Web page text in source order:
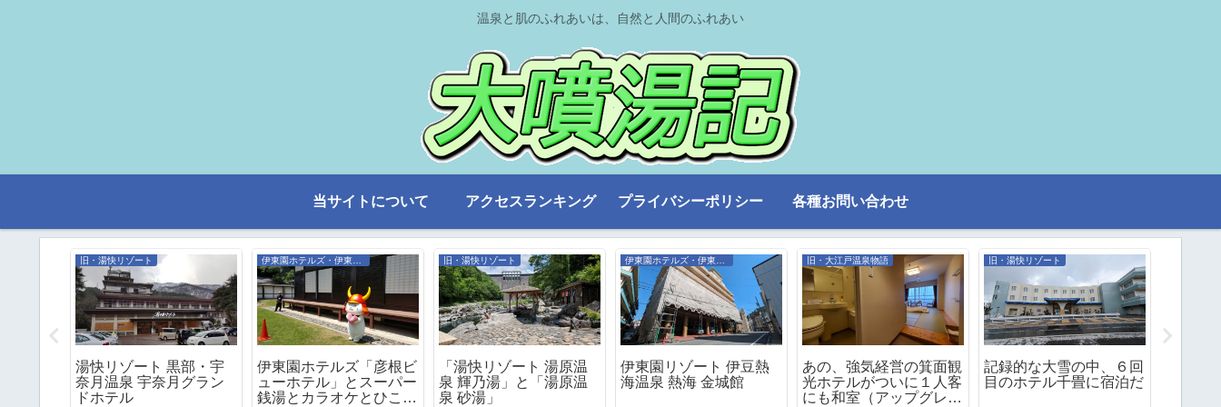
温泉と肌のふれあいは、自然と人間のふれあい
当サイトについて アクセスランキング プライバシーポリシー 各種お問い合わせ
旧・湯快リゾート
湯快リゾート 黒部・宇
奈月温泉 宇奈月グラン
ドホテル
伊東園ホテルズ・伊東園リゾート
伊東園ホテルズ「彦根ビ
ューホテル」とスーパー
銭湯とカラオケとひこに
旧・湯快リゾート
「湯快リゾート 湯原温
泉 輝乃湯」と「湯原温
泉 砂湯」
伊東園ホテルズ・伊東園リゾート
伊東園リゾート 伊豆熱
海温泉 熱海 金城館
旧・大江戸温泉物語
あの、強気経営の箕面観
光ホテルがついに１人客
にも和室（アップグレー
旧・湯快リゾート
記録的な大雪の中、６回
目のホテル千畳に宿泊だ